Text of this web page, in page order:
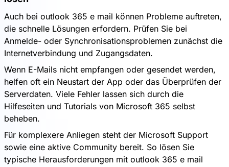
Auch bei outlook 365 e mail können Probleme auftreten,
die schnelle Lösungen erfordern. Prüfen Sie bei
Anmelde- oder Synchronisationsproblemen zunächst die
Internetverbindung und Zugangsdaten.
Wenn E-Mails nicht empfangen oder gesendet werden,
helfen oft ein Neustart der App oder das Überprüfen der
Serverdaten. Viele Fehler lassen sich durch die
Hilfeseiten und Tutorials von Microsoft 365 selbst
beheben.
Für komplexere Anliegen steht der Microsoft Support
sowie eine aktive Community bereit. So lösen Sie
typische Herausforderungen mit outlook 365 e mail